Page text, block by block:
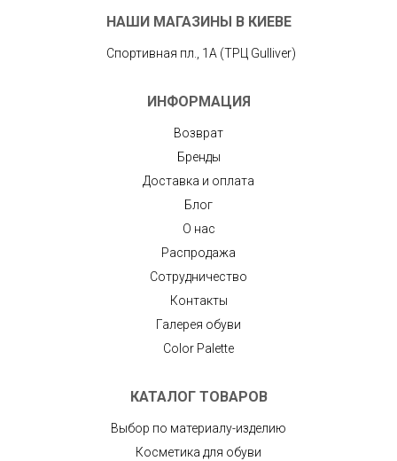
НАШИ МАГАЗИНЫ В КИЕВЕ
Спортивная пл., 1А (ТРЦ Gulliver)
ИНФОРМАЦИЯ
Возврат
Бренды
Доставка и оплата
Блог
О нас
Распродажа
Сотрудничество
Контакты
Галерея обуви
Color Palette
КАТАЛОГ ТОВАРОВ
Выбор по материалу-изделию
Косметика для обуви